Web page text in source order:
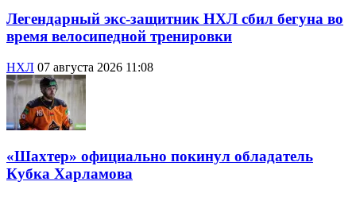
Легендарный экс-защитник НХЛ сбил бегуна во
время велосипедной тренировки
НХЛ 07 августа 2026 11:08
«Шахтер» официально покинул обладатель
Кубка Харламова